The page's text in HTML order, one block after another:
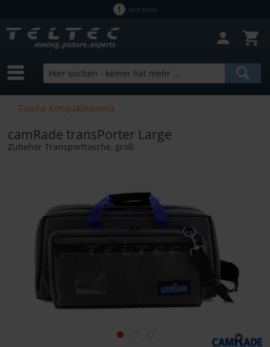
B2B SHOP
Tasche Kompaktkamera
camRade transPorter Large
Zubehör Transporttasche, groß